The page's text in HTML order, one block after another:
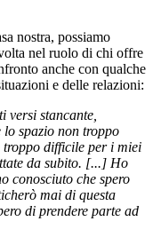
nostra, possiamo
nel ruolo di chi offre
anche con qualche
e delle relazioni:
versi stancante,
spazio non troppo
troppo difficile per i miei
da subito. [...] Ho
conosciuto che spero
mai di questa
di prendere parte ad